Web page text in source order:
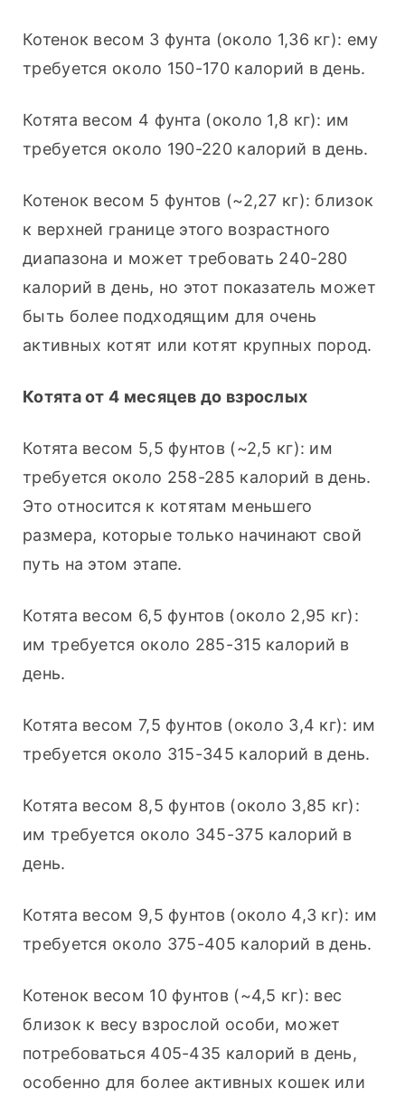
Котенок весом 3 фунта (около 1,36 кг): ему
требуется около 150-170 калорий в день.
Котята весом 4 фунта (около 1,8 кг): им
требуется около 190-220 калорий в день.
Котенок весом 5 фунтов (~2,27 кг): близок
к верхней границе этого возрастного
диапазона и может требовать 240-280
калорий в день, но этот показатель может
быть более подходящим для очень
активных котят или котят крупных пород.
Котята от 4 месяцев до взрослых
Котята весом 5,5 фунтов (~2,5 кг): им
требуется около 258-285 калорий в день.
Это относится к котятам меньшего
размера, которые только начинают свой
путь на этом этапе.
Котята весом 6,5 фунтов (около 2,95 кг):
им требуется около 285-315 калорий в
день.
Котята весом 7,5 фунтов (около 3,4 кг): им
требуется около 315-345 калорий в день.
Котята весом 8,5 фунтов (около 3,85 кг):
им требуется около 345-375 калорий в
день.
Котята весом 9,5 фунтов (около 4,3 кг): им
требуется около 375-405 калорий в день.
Котенок весом 10 фунтов (~4,5 кг): вес
близок к весу взрослой особи, может
потребоваться 405-435 калорий в день,
особенно для более активных кошек или